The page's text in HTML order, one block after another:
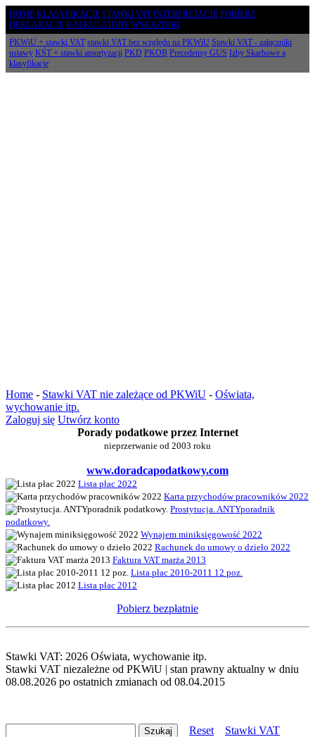
HOME KLASYFIKACJE STAWKI VAT INTERPRETACJE POBIERZ
DEKLARACJE KALKULATORY WSKAŹNIKI
PKWiU + stawki VAT stawki VAT bez względu na PKWiU Stawki VAT - załączniki
ustawy KŚT + stawki amortyzacji PKD PKOB Precedensy GUS Izby Skarbowe a
klasyfikacje
Home - Stawki VAT nie zależące od PKWiU - Oświata,
wychowanie itp.
Zaloguj się Utwórz konto
Porady podatkowe przez Internet
nieprzerwanie od 2003 roku
www.doradcapodatkowy.com
Lista płac 2022
Karta przychodów pracowników 2022
Prostytucja. ANTYporadnik
podatkowy.
Wynajem miniksięgowość 2022
Rachunek do umowy o dzieło 2022
Faktura VAT marża 2013
Lista płac 2010-2011 12 poz.
Lista płac 2012
Pobierz bezpłatnie
Stawki VAT: 2026 Oświata, wychowanie itp.
Stawki VAT niezależne od PKWiU | stan prawny aktualny w dniu
08.08.2026 po ostatnich zmianach od 08.04.2015
Reset
Stawki VAT